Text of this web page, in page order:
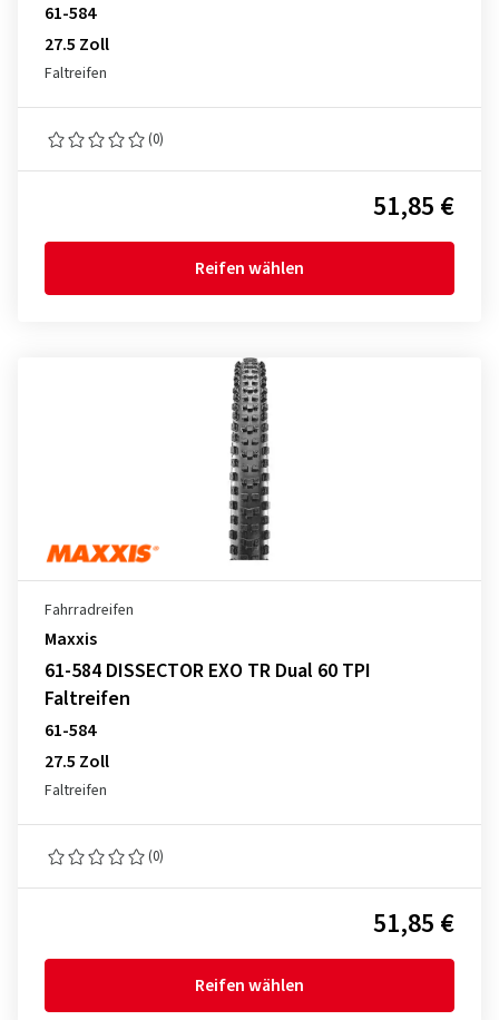
61-584
27.5 Zoll
Faltreifen
(0)
51,85 €
Reifen wählen
Fahrradreifen
Maxxis
61-584 DISSECTOR EXO TR Dual 60 TPI
Faltreifen
61-584
27.5 Zoll
Faltreifen
(0)
51,85 €
Reifen wählen